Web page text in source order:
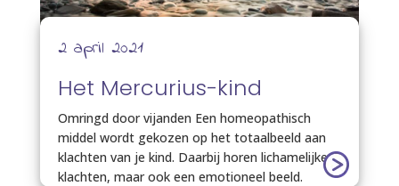
2 april 2021
Het Mercurius-kind
Omringd door vijanden Een homeopathisch
middel wordt gekozen op het totaalbeeld aan
klachten van je kind. Daarbij horen lichamelijke
klachten, maar ook een emotioneel beeld.